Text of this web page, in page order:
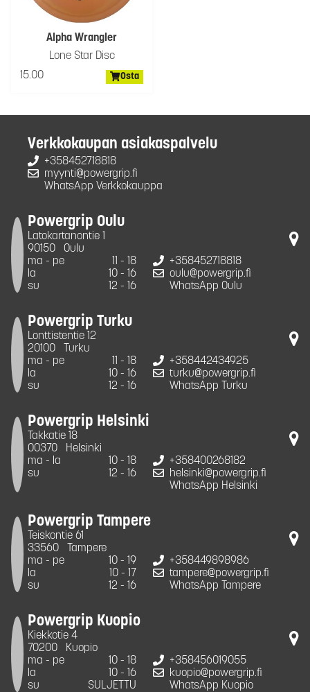
Alpha Wrangler
Lone Star Disc
15.00
Osta
Verkkokaupan asiakaspalvelu
+358452718818
myynti@powergrip.fi
WhatsApp Verkkokauppa
Powergrip Oulu
Latokartanontie 1
90150
Oulu
ma - pe
11 - 18
la
10 - 16
su
12 - 16
+358452718818
oulu@powergrip.fi
WhatsApp Oulu
Powergrip Turku
Lonttistentie 12
20100
Turku
ma - pe
11 - 18
la
10 - 16
su
12 - 16
+358442434925
turku@powergrip.fi
WhatsApp Turku
Powergrip Helsinki
Takkatie 18
00370
Helsinki
ma - la
10 - 18
su
12 - 16
+358400268182
helsinki@powergrip.fi
WhatsApp Helsinki
Powergrip Tampere
Teiskontie 61
33560
Tampere
ma - pe
10 - 19
la
10 - 17
su
12 - 16
+358449898986
tampere@powergrip.fi
WhatsApp Tampere
Powergrip Kuopio
Kiekkotie 4
70200
Kuopio
ma - pe
10 - 18
la
10 - 16
su
SULJETTU
+358456019055
kuopio@powergrip.fi
WhatsApp Kuopio